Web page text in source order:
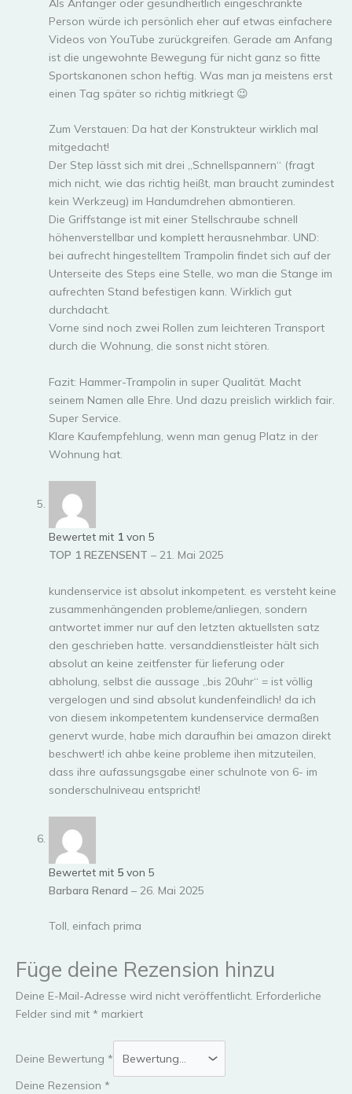
Als Anfänger oder gesundheitlich eingeschränkte
Person würde ich persönlich eher auf etwas einfachere
Videos von YouTube zurückgreifen. Gerade am Anfang
ist die ungewohnte Bewegung für nicht ganz so fitte
Sportskanonen schon heftig. Was man ja meistens erst
einen Tag später so richtig mitkriegt 😉
Zum Verstauen: Da hat der Konstrukteur wirklich mal
mitgedacht!
Der Step lässt sich mit drei „Schnellspannern“ (fragt
mich nicht, wie das richtig heißt, man braucht zumindest
kein Werkzeug) im Handumdrehen abmontieren.
Die Griffstange ist mit einer Stellschraube schnell
höhenverstellbar und komplett herausnehmbar. UND:
bei aufrecht hingestelltem Trampolin findet sich auf der
Unterseite des Steps eine Stelle, wo man die Stange im
aufrechten Stand befestigen kann. Wirklich gut
durchdacht.
Vorne sind noch zwei Rollen zum leichteren Transport
durch die Wohnung, die sonst nicht stören.
Fazit: Hammer-Trampolin in super Qualität. Macht
seinem Namen alle Ehre. Und dazu preislich wirklich fair.
Super Service.
Klare Kaufempfehlung, wenn man genug Platz in der
Wohnung hat.
Bewertet mit 1 von 5
TOP 1 REZENSENT – 21. Mai 2025
kundenservice ist absolut inkompetent. es versteht keine
zusammenhängenden probleme/anliegen, sondern
antwortet immer nur auf den letzten aktuellsten satz
den geschrieben hatte. versanddienstleister hält sich
absolut an keine zeitfenster für lieferung oder
abholung, selbst die aussage „bis 20uhr“ = ist völlig
vergelogen und sind absolut kundenfeindlich! da ich
von diesem inkompetentem kundenservice dermaßen
genervt wurde, habe mich daraufhin bei amazon direkt
beschwert! ich ahbe keine probleme ihen mitzuteilen,
dass ihre aufassungsgabe einer schulnote von 6- im
sonderschulniveau entspricht!
Bewertet mit 5 von 5
Barbara Renard – 26. Mai 2025
Toll, einfach prima
Füge deine Rezension hinzu
Deine E-Mail-Adresse wird nicht veröffentlicht. Erforderliche
Felder sind mit * markiert
Deine Bewertung *
Deine Rezension *